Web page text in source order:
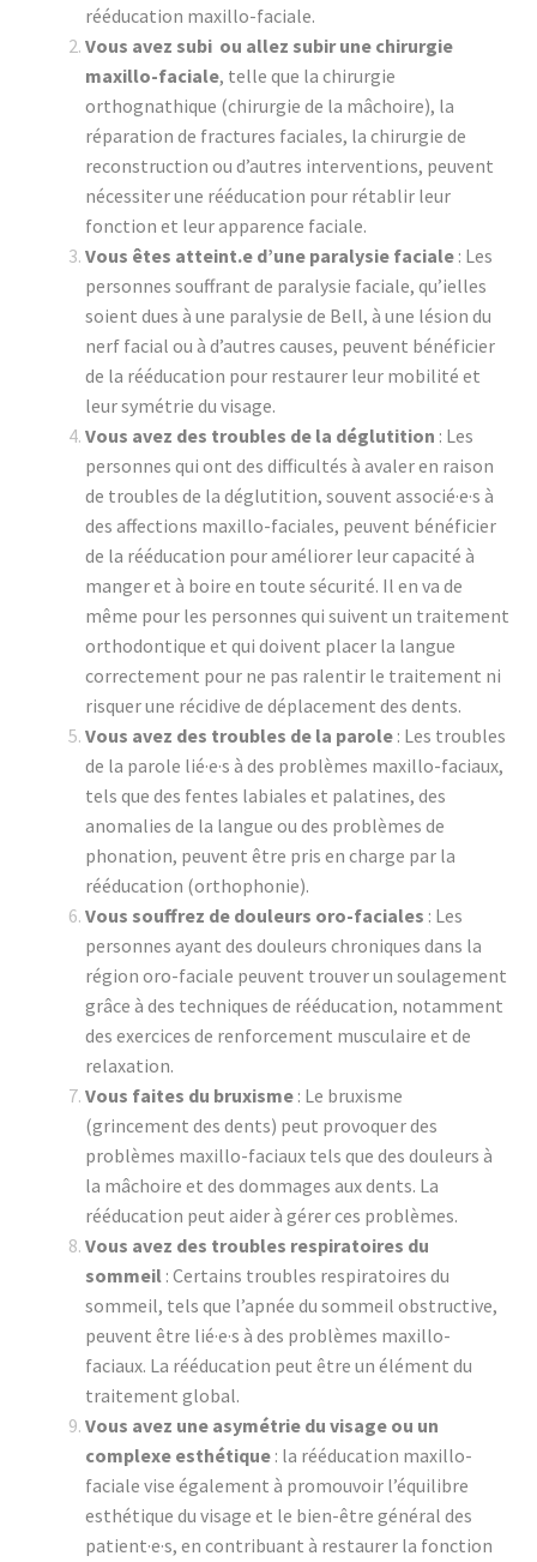
rééducation maxillo-faciale.
Vous avez subi ou allez subir une chirurgie
maxillo-faciale, telle que la chirurgie
orthognathique (chirurgie de la mâchoire), la
réparation de fractures faciales, la chirurgie de
reconstruction ou d’autres interventions, peuvent
nécessiter une rééducation pour rétablir leur
fonction et leur apparence faciale.
Vous êtes atteint.e d’une paralysie faciale: Les
personnes souffrant de paralysie faciale, qu’ielles
soient dues à une paralysie de Bell, à une lésion du
nerf facial ou à d’autres causes, peuvent bénéficier
de la rééducation pour restaurer leur mobilité et
leur symétrie du visage.
Vous avez des troubles de la déglutition : Les
personnes qui ont des difficultés à avaler en raison
de troubles de la déglutition, souvent associé·e·s à
des affections maxillo-faciales, peuvent bénéficier
de la rééducation pour améliorer leur capacité à
manger et à boire en toute sécurité. Il en va de
même pour les personnes qui suivent un traitement
orthodontique et qui doivent placer la langue
correctement pour ne pas ralentir le traitement ni
risquer une récidive de déplacement des dents.
Vous avez des troubles de la parole: Les troubles
de la parole lié·e·s à des problèmes maxillo-faciaux,
tels que des fentes labiales et palatines, des
anomalies de la langue ou des problèmes de
phonation, peuvent être pris en charge par la
rééducation (orthophonie).
Vous souffrez de douleurs oro-faciales : Les
personnes ayant des douleurs chroniques dans la
région oro-faciale peuvent trouver un soulagement
grâce à des techniques de rééducation, notamment
des exercices de renforcement musculaire et de
relaxation.
Vous faites du bruxisme : Le bruxisme
(grincement des dents) peut provoquer des
problèmes maxillo-faciaux tels que des douleurs à
la mâchoire et des dommages aux dents. La
rééducation peut aider à gérer ces problèmes.
Vous avez des troubles respiratoires du
sommeil: Certains troubles respiratoires du
sommeil, tels que l’apnée du sommeil obstructive,
peuvent être lié·e·s à des problèmes maxillo-
faciaux. La rééducation peut être un élément du
traitement global.
Vous avez une asymétrie du visage ou un
complexe esthétique: la rééducation maxillo-
faciale vise également à promouvoir l’équilibre
esthétique du visage et le bien-être général des
patient·e·s, en contribuant à restaurer la fonction